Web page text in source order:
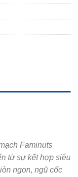
Faminuts
từ sự kết hợp siêu
ngon, ngũ cốc